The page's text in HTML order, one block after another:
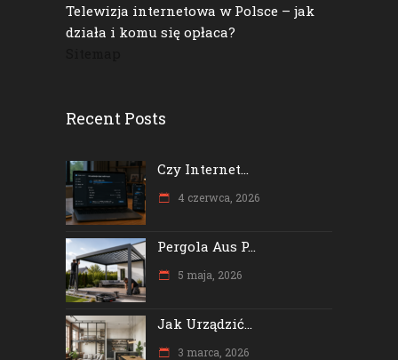
Telewizja internetowa w Polsce – jak
działa i komu się opłaca?
Recent Posts
Czy Internet...
4 czerwca, 2026
Pergola Aus P...
5 maja, 2026
Jak Urządzić...
3 marca, 2026